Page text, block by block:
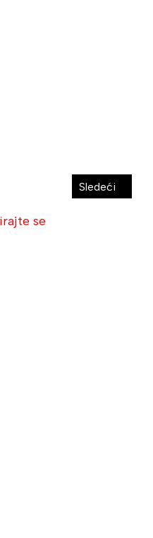
Sledeći